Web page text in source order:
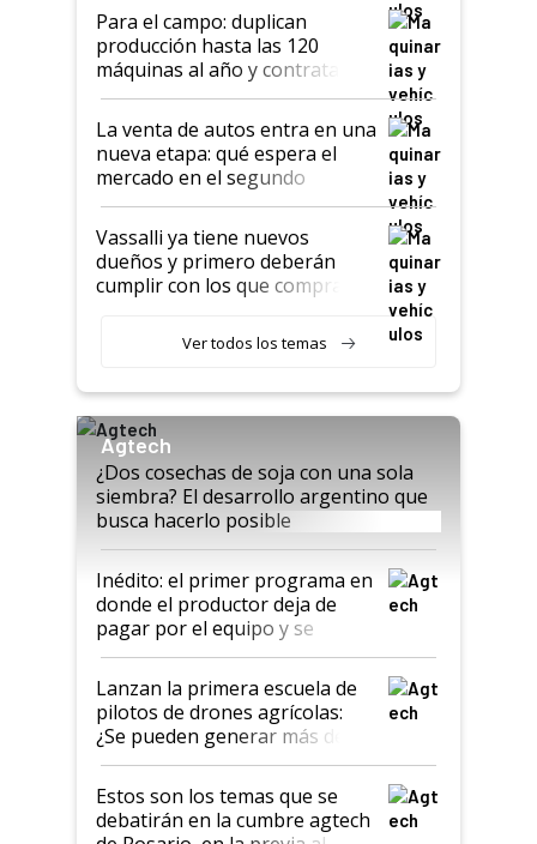
Para el campo: duplican
producción hasta las 120
máquinas al año y contratan
especialistas de la industria
automotriz para lograrlo
La venta de autos entra en una
nueva etapa: qué espera el
mercado en el segundo
semestre
Vassalli ya tiene nuevos
dueños y primero deberán
cumplir con los que compraron
recibieron: quién está detrás
del rescate de la empresa
Ver todos los temas
Agtech
¿Dos cosechas de soja con una sola
siembra? El desarrollo argentino que
busca hacerlo posible
Inédito: el primer programa en
donde el productor deja de
pagar por el equipo y se
financia con las hectáreas
aplicadas
Lanzan la primera escuela de
pilotos de drones agrícolas:
¿Se pueden generar más de
US$ 60.000 al año?
Estos son los temas que se
debatirán en la cumbre agtech